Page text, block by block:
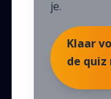
je.
Klaar
de quiz